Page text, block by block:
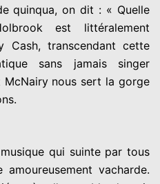
quinqua, on dit : « Quelle
est littéralement
Cash, transcendant cette
sans jamais singer
nous sert la gorge
qui suinte par tous
vacharde.